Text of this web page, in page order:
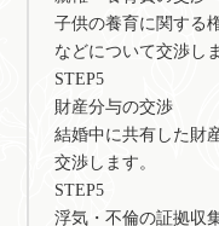
子供の養育に関する
などについて交渉し
STEP5
財産分与の交渉
結婚中に共有した財
交渉します。
STEP5
浮気・不倫の証拠収